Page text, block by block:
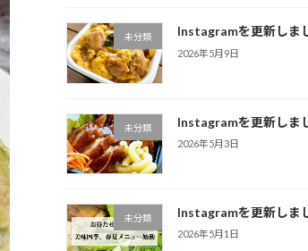
未分類 Instagramを更新しま
2026年5月9日
未分類 Instagramを更新しま
2026年5月3日
未分類 Instagramを更新しま
2026年5月1日